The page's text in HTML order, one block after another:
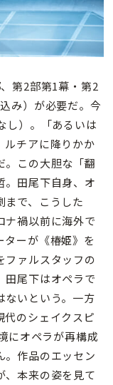
第2部第1幕・第2
み）が必要だ。今
し）。「あるいは
ルチアに降りかか
。この大胆な「翻
。田尾下自身、オ
まで、こうした
ナ禍以前に海外で
ターが《椿姫》を
ファルスタッフの
田尾下はオペラで
ないという。一方
代のシェイクスピ
にオペラが再構成
。作品のエッセン
、本来の姿を見て